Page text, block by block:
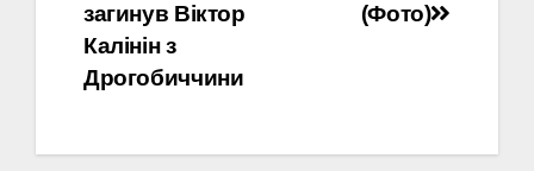
(Фото)
загинув Віктор
Калінін з
Дрогобиччини